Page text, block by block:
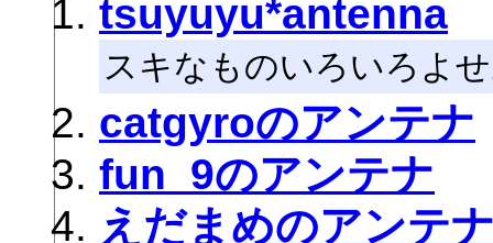
tsuyuyu*antenna
スキなものいろいろよ
catgyroのアンテナ
fun_9のアンテナ
えだまめのアンテ